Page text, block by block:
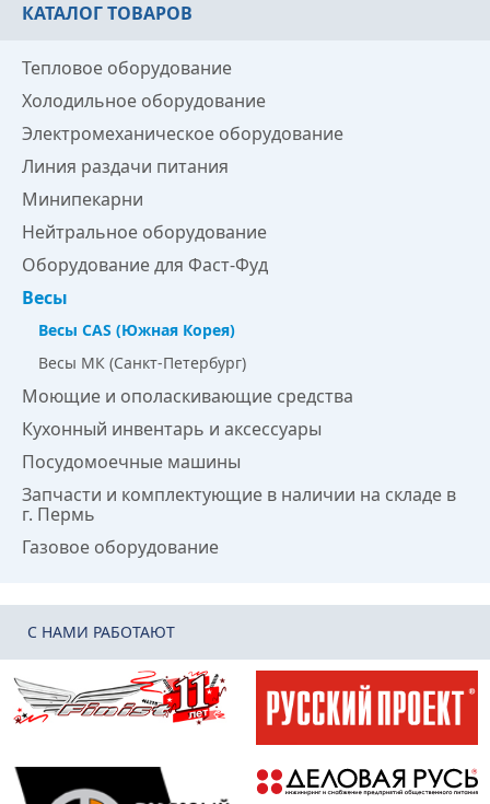
КАТАЛОГ ТОВАРОВ
Тепловое оборудование
Холодильное оборудование
Электромеханическое оборудование
Линия раздачи питания
Минипекарни
Нейтральное оборудование
Оборудование для Фаст-Фуд
Весы
Весы CAS (Южная Корея)
Весы МК (Санкт-Петербург)
Моющие и ополаскивающие средства
Кухонный инвентарь и аксессуары
Посудомоечные машины
Запчасти и комплектующие в наличии на складе в
г. Пермь
Газовое оборудование
C НАМИ РАБОТАЮТ